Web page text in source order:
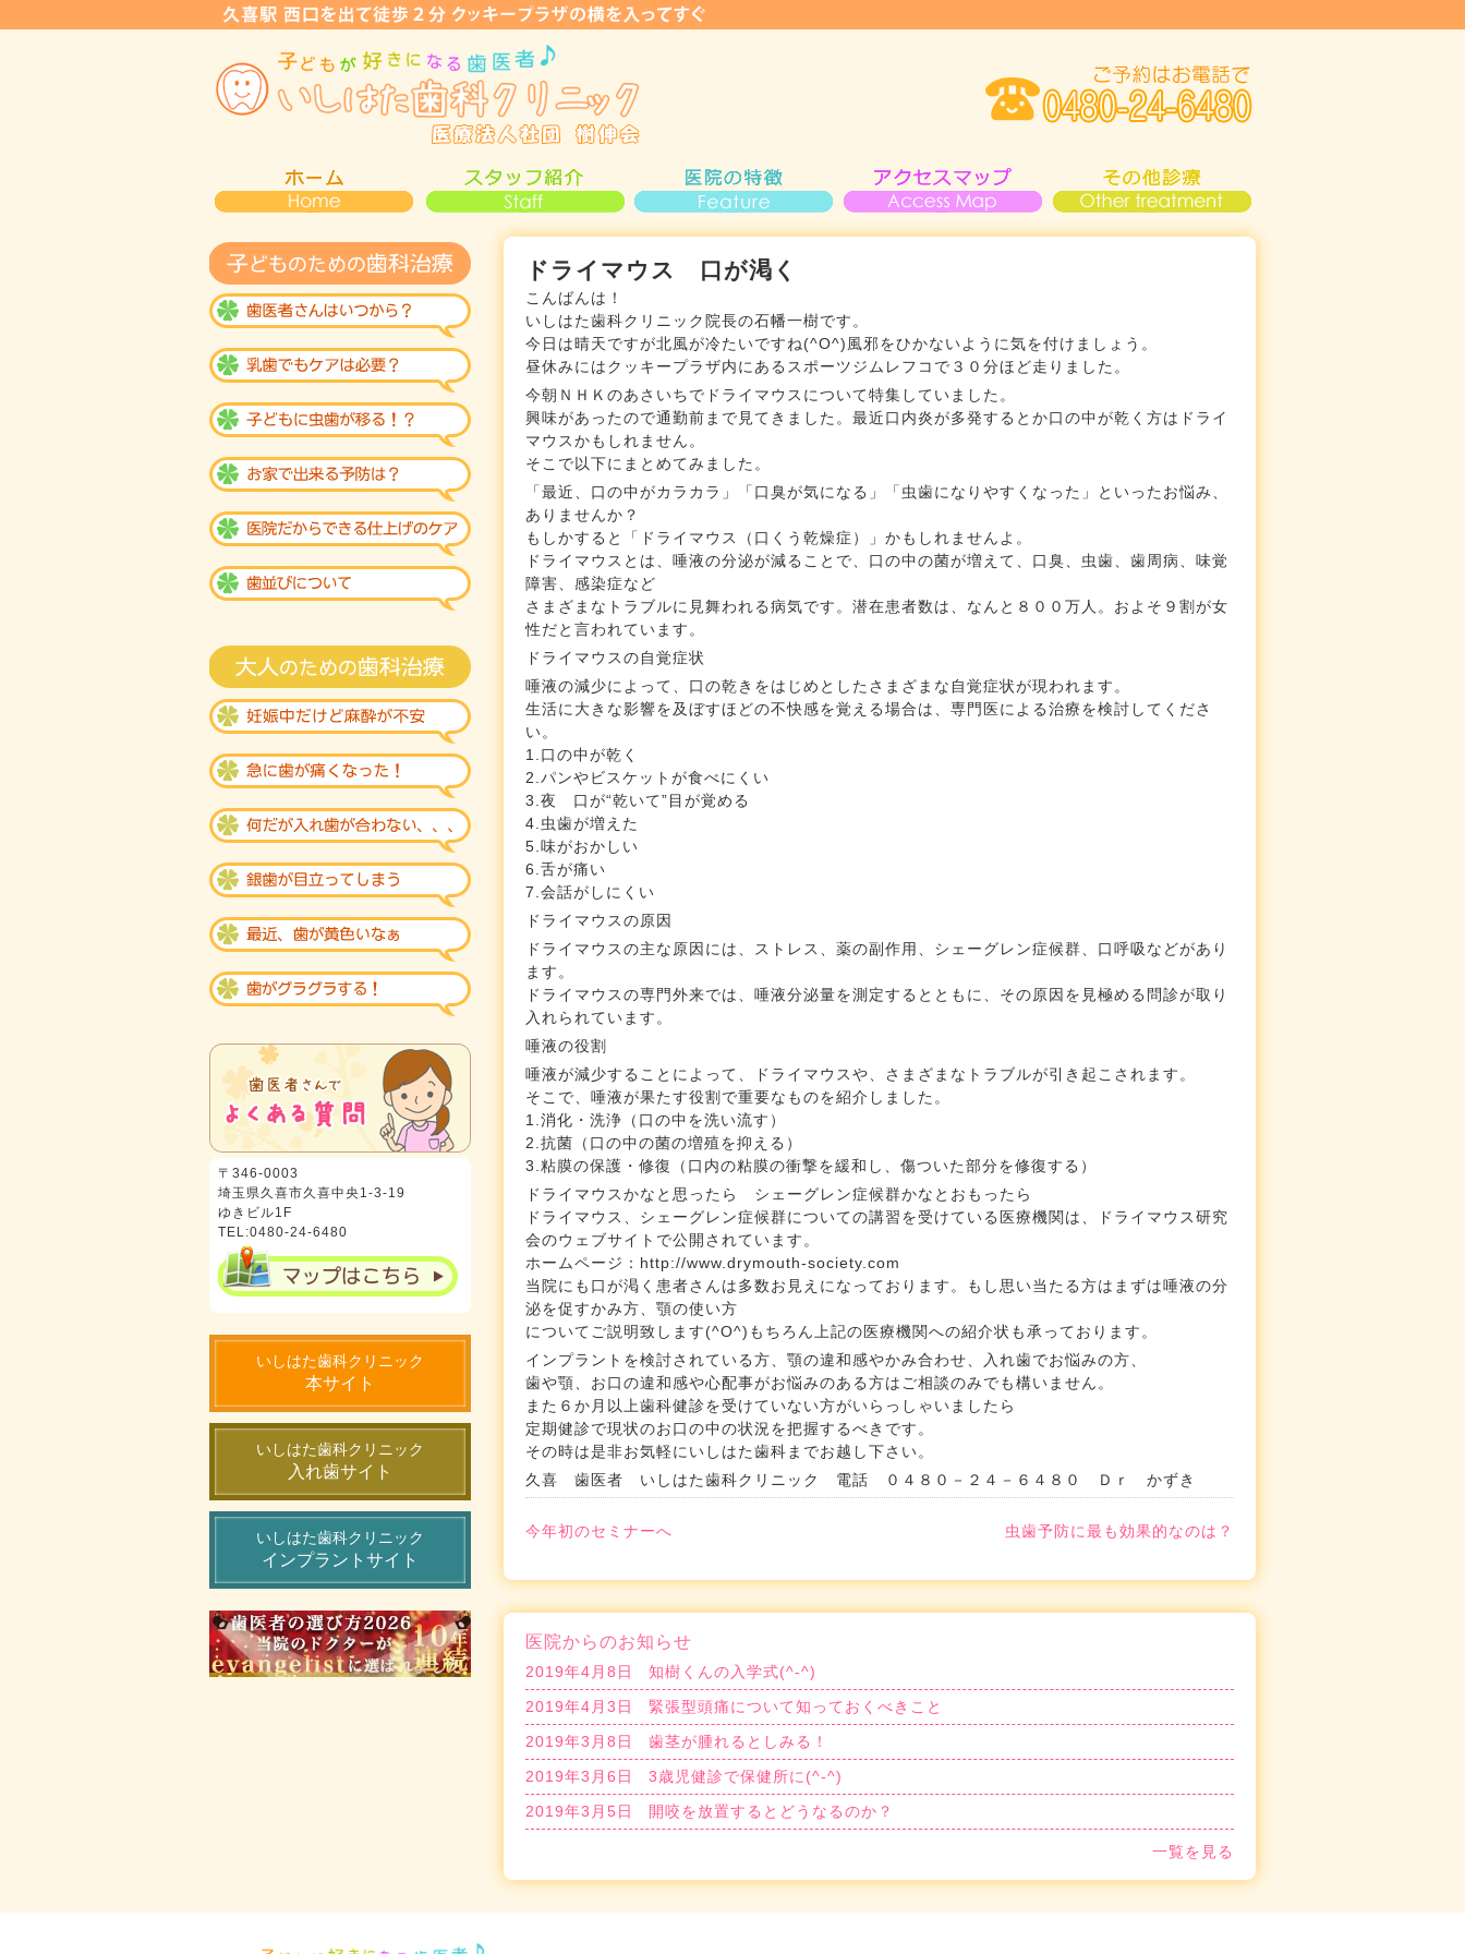
ドライマウス 口が渇く
こんばんは！
いしはた歯科クリニック院長の石幡一樹です。
今日は晴天ですが北風が冷たいですね(^O^)風邪をひかないように気を付けましょう。
昼休みにはクッキープラザ内にあるスポーツジムレフコで３０分ほど走りました。
今朝ＮＨＫのあさいちでドライマウスについて特集していました。
興味があったので通勤前まで見てきました。最近口内炎が多発するとか口の中が乾く方はドライ
マウスかもしれません。
そこで以下にまとめてみました。
「最近、口の中がカラカラ」「口臭が気になる」「虫歯になりやすくなった」といったお悩み、
ありませんか？
もしかすると「ドライマウス（口くう乾燥症）」かもしれませんよ。
ドライマウスとは、唾液の分泌が減ることで、口の中の菌が増えて、口臭、虫歯、歯周病、味覚
障害、感染症など
さまざまなトラブルに見舞われる病気です。潜在患者数は、なんと８００万人。およそ９割が女
性だと言われています。
ドライマウスの自覚症状
唾液の減少によって、口の乾きをはじめとしたさまざまな自覚症状が現われます。
生活に大きな影響を及ぼすほどの不快感を覚える場合は、専門医による治療を検討してくださ
い。
1.口の中が乾く
2.パンやビスケットが食べにくい
3.夜 口が“乾いて”目が覚める
4.虫歯が増えた
5.味がおかしい
6.舌が痛い
7.会話がしにくい
ドライマウスの原因
ドライマウスの主な原因には、ストレス、薬の副作用、シェーグレン症候群、口呼吸などがあり
ます。
ドライマウスの専門外来では、唾液分泌量を測定するとともに、その原因を見極める問診が取り
入れられています。
唾液の役割
唾液が減少することによって、ドライマウスや、さまざまなトラブルが引き起こされます。
そこで、唾液が果たす役割で重要なものを紹介しました。
1.消化・洗浄（口の中を洗い流す）
2.抗菌（口の中の菌の増殖を抑える）
3.粘膜の保護・修復（口内の粘膜の衝撃を緩和し、傷ついた部分を修復する）
ドライマウスかなと思ったら シェーグレン症候群かなとおもったら
ドライマウス、シェーグレン症候群についての講習を受けている医療機関は、ドライマウス研究
会のウェブサイトで公開されています。
ホームページ：http://www.drymouth-society.com
当院にも口が渇く患者さんは多数お見えになっております。もし思い当たる方はまずは唾液の分
泌を促すかみ方、顎の使い方
についてご説明致します(^O^)もちろん上記の医療機関への紹介状も承っております。
インプラントを検討されている方、顎の違和感やかみ合わせ、入れ歯でお悩みの方、
歯や顎、お口の違和感や心配事がお悩みのある方はご相談のみでも構いません。
また６か月以上歯科健診を受けていない方がいらっしゃいましたら
定期健診で現状のお口の中の状況を把握するべきです。
その時は是非お気軽にいしはた歯科までお越し下さい。
久喜 歯医者 いしはた歯科クリニック 電話 ０４８０－２４－６４８０ Ｄｒ かずき
今年初のセミナーへ 虫歯予防に最も効果的なのは？
医院からのお知らせ
2019年4月8日
知樹くんの入学式(^-^)
2019年4月3日
緊張型頭痛について知っておくべきこと
2019年3月8日
歯茎が腫れるとしみる！
2019年3月6日
3歳児健診で保健所に(^-^)
2019年3月5日
開咬を放置するとどうなるのか？
一覧を見る
〒346-0003
埼玉県久喜市久喜中央1-3-19
ゆきビル1F
TEL:0480-24-6480
いしはた歯科クリニック
本サイト
いしはた歯科クリニック
入れ歯サイト
いしはた歯科クリニック
インプラントサイト